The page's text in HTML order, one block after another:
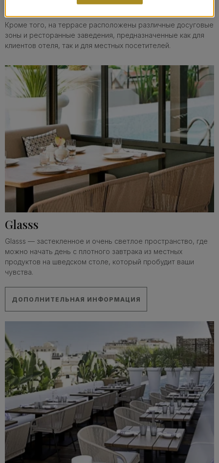
Кроме того, на террасе расположены различные досуговые
зоны и ресторанные заведения, предназначенные как для
клиентов отеля, так и для местных посетителей.
Glasss
Glasss — застекленное и очень светлое пространство, где
можно начать день с плотного завтрака из местных
продуктов на шведском столе, который пробудит ваши
чувства.
ДОПОЛНИТЕЛЬНАЯ ИНФОРМАЦИЯ